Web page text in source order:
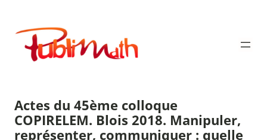
contenu
Publimath
Actes du 45ème colloque
COPIRELEM. Blois 2018. Manipuler,
représenter, communiquer : quelle